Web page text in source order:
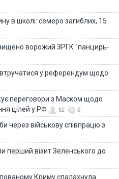
в школі: семеро загиблих, 15
ворожий ЗРГК "панцирь-
у референдум щодо
переговори з Маском щодо
цілей у РФ
52 0
через військову співпрацю з
перший візит Зеленського до
Криму спалахнула